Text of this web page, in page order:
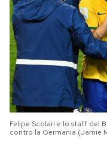
Felipe Scolari e lo staff del
contro la Germania (Jamie